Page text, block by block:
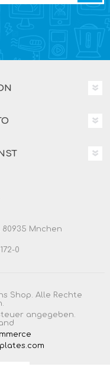
80935 Mnchen
0
Shop. Alle Rechte
angegeben.